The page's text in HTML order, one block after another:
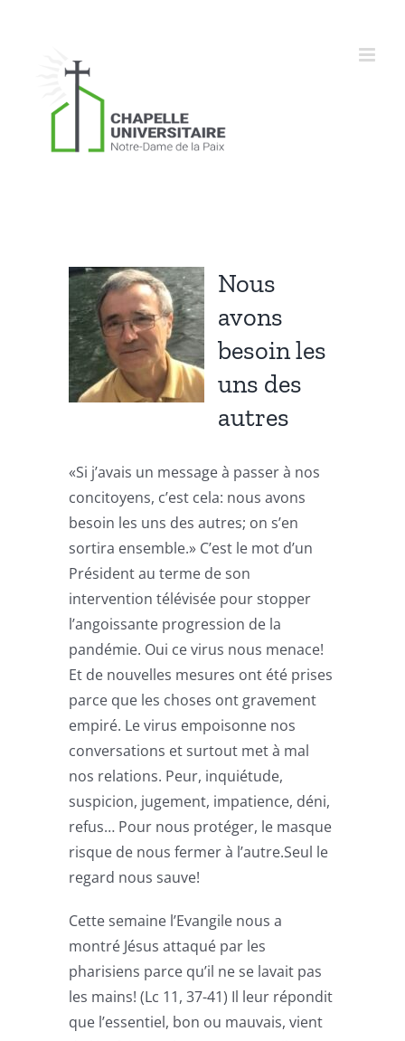
Nous
avons
besoin les
uns des
autres
«Si j’avais un message à passer à nos
concitoyens, c’est cela: nous avons
besoin les uns des autres; on s’en
sortira ensemble.» C’est le mot d’un
Président au terme de son
intervention télévisée pour stopper
l’angoissante progression de la
pandémie. Oui ce virus nous menace!
Et de nouvelles mesures ont été prises
parce que les choses ont gravement
empiré. Le virus empoisonne nos
conversations et surtout met à mal
nos relations. Peur, inquiétude,
suspicion, jugement, impatience, déni,
refus… Pour nous protéger, le masque
risque de nous fermer à l’autre.Seul le
regard nous sauve!
Cette semaine l’Evangile nous a
montré Jésus attaqué par les
pharisiens parce qu’il ne se lavait pas
les mains! (Lc 11, 37-41) Il leur répondit
que l’essentiel, bon ou mauvais, vient